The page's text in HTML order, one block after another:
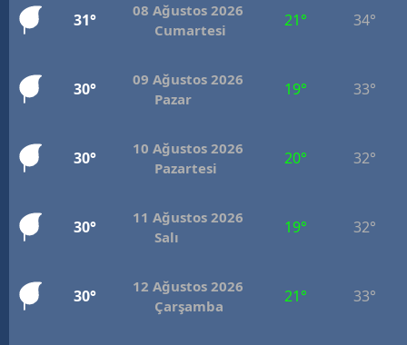
31°
08 Ağustos 2026
Cumartesi
21° 34°
30°
09 Ağustos 2026
Pazar
19° 33°
30°
10 Ağustos 2026
Pazartesi
20° 32°
30°
11 Ağustos 2026
Salı
19° 32°
30°
12 Ağustos 2026
Çarşamba
21° 33°